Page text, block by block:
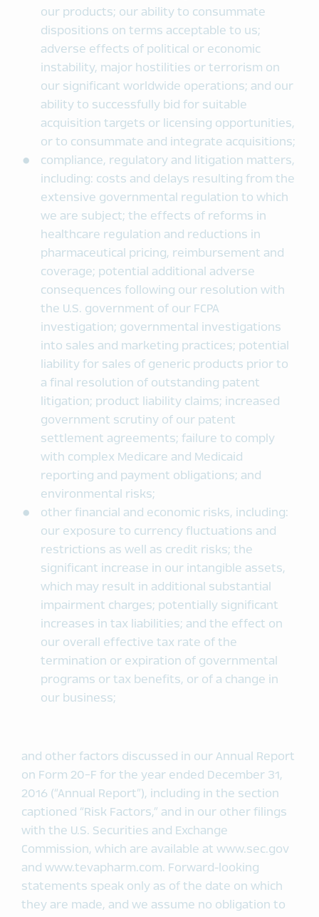
our products; our ability to consummate
dispositions on terms acceptable to us;
adverse effects of political or economic
instability, major hostilities or terrorism on
our significant worldwide operations; and our
ability to successfully bid for suitable
acquisition targets or licensing opportunities,
or to consummate and integrate acquisitions;
compliance, regulatory and litigation matters,
including: costs and delays resulting from the
extensive governmental regulation to which
we are subject; the effects of reforms in
healthcare regulation and reductions in
pharmaceutical pricing, reimbursement and
coverage; potential additional adverse
consequences following our resolution with
the U.S. government of our FCPA
investigation; governmental investigations
into sales and marketing practices; potential
liability for sales of generic products prior to
a final resolution of outstanding patent
litigation; product liability claims; increased
government scrutiny of our patent
settlement agreements; failure to comply
with complex Medicare and Medicaid
reporting and payment obligations; and
environmental risks;
other financial and economic risks, including:
our exposure to currency fluctuations and
restrictions as well as credit risks; the
significant increase in our intangible assets,
which may result in additional substantial
impairment charges; potentially significant
increases in tax liabilities; and the effect on
our overall effective tax rate of the
termination or expiration of governmental
programs or tax benefits, or of a change in
our business;
and other factors discussed in our Annual Report
on Form 20-F for the year ended December 31,
2016 (“Annual Report”), including in the section
captioned “Risk Factors,” and in our other filings
with the U.S. Securities and Exchange
Commission, which are available at www.sec.gov
and www.tevapharm.com. Forward-looking
statements speak only as of the date on which
they are made, and we assume no obligation to